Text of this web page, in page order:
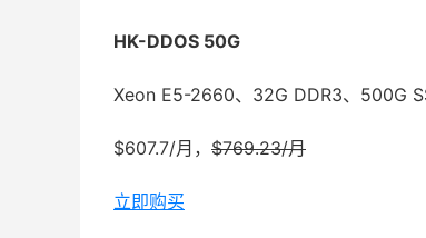
HK-DDOS 50G
Xeon E5-2660、32G DDR3、500G
$607.7/月， $769.23/月
立即购买